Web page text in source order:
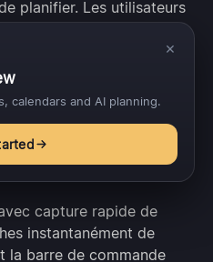
planifier. Les utilisateurs
son flux de capture
la planification, la
de notes sans basculer
pas d'IA ou
capture rapide de
instantanément de
la barre de commande
×
calendars and AI planning.